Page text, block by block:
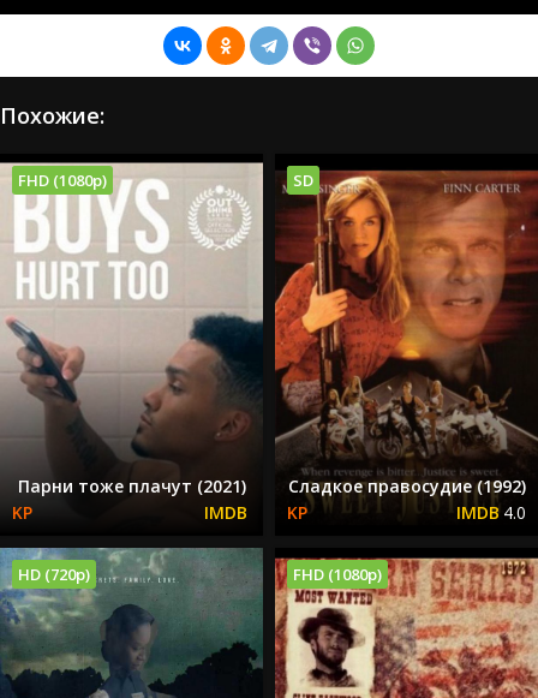
Похожие:
FHD (1080p)
Парни тоже плачут (2021)
SD
Сладкое правосудие (1992)
4.0
HD (720p) FHD (1080p)